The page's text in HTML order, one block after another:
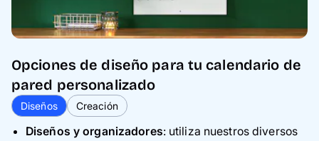
Opciones de diseño para tu calendario de
pared personalizado
Diseños Creación
Diseños y organizadores: utiliza nuestros diversos